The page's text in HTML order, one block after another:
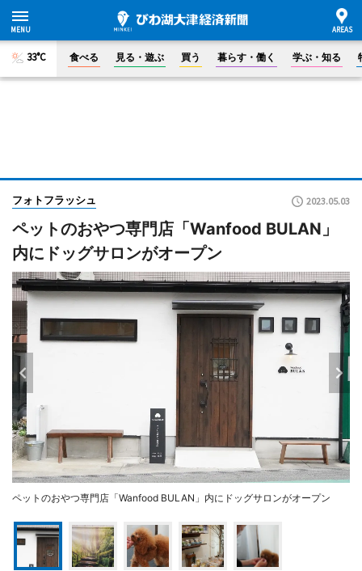
33°C 食べる 見る・遊ぶ 買う 暮らす・働く 学ぶ・知る
フォトフラッシュ 2023.05.03
ペットのおやつ専門店「Wanfood BULAN」
内にドッグサロンがオープン
ペットのおやつ専門店「Wanfood BULAN」内にドッグサロンがオープン